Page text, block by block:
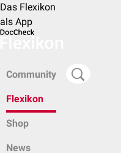
Das Flexikon
als App
Community
Flexikon
Shop
News